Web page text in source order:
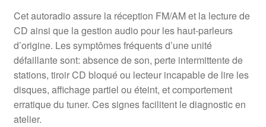
Cet autoradio assure la réception FM/AM et la lecture de
CD ainsi que la gestion audio pour les haut-parleurs
d’origine. Les symptômes fréquents d’une unité
défaillante sont: absence de son, perte intermittente de
stations, tiroir CD bloqué ou lecteur incapable de lire les
disques, affichage partiel ou éteint, et comportement
erratique du tuner. Ces signes facilitent le diagnostic en
atelier.